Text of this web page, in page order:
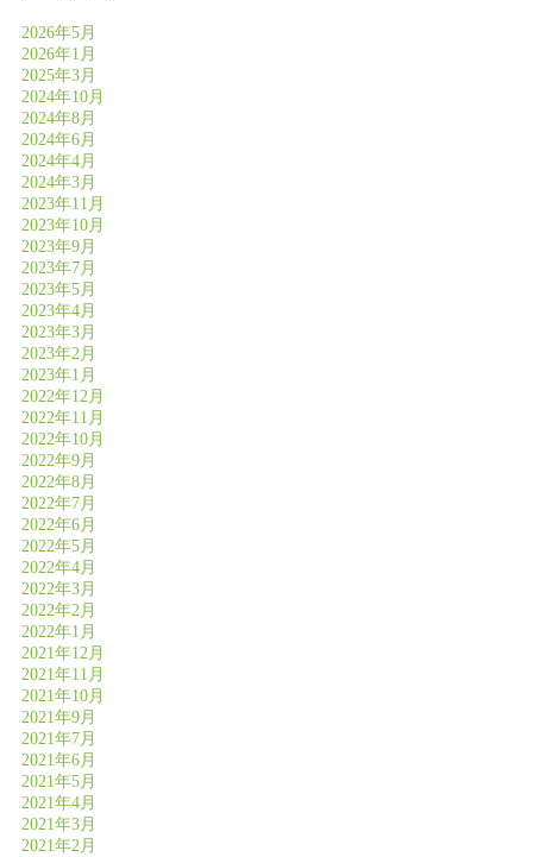
2026年5月
2026年1月
2025年3月
2024年10月
2024年8月
2024年6月
2024年4月
2024年3月
2023年11月
2023年10月
2023年9月
2023年7月
2023年5月
2023年4月
2023年3月
2023年2月
2023年1月
2022年12月
2022年11月
2022年10月
2022年9月
2022年8月
2022年7月
2022年6月
2022年5月
2022年4月
2022年3月
2022年2月
2022年1月
2021年12月
2021年11月
2021年10月
2021年9月
2021年7月
2021年6月
2021年5月
2021年4月
2021年3月
2021年2月